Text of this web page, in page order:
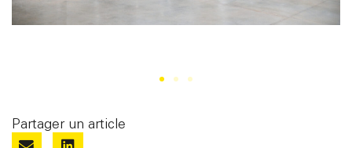
Partager un article